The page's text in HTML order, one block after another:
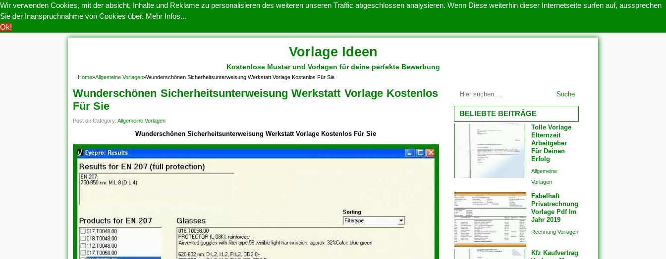
Wir verwenden Cookies, mit der absicht, Inhalte und Reklame zu personalisieren des weiteren unseren Traffic abgeschlossen analysieren. Wenn Diese weiterhin dieser Internetseite surfen auf, aussprechen
Sie der Inanspruchnahme von Cookies über. Mehr Infos...
Ok!
Vorlage Ideen
DATENSCHUTZERKLARUNG KONTAKT NUTZUNGSBEDINGUNGEN
Kostenlose Muster und Vorlagen für deine perfekte Bewerbung
Home»Allgemeine Vorlagen»Wunderschönen Sicherheitsunterweisung Werkstatt Vorlage Kostenlos Für Sie
Wunderschönen Sicherheitsunterweisung Werkstatt Vorlage Kostenlos
Für Sie
Post on Category: Allgemeine Vorlagen
Wunderschönen Sicherheitsunterweisung Werkstatt Vorlage Kostenlos Für Sie
Suche
BELIEBTE BEITRÄGE
Tolle Vorlage
Elternzeit
Arbeitgeber
Für Deinen
Erfolg
Allgemeine
Vorlagen
Fabelhaft
Privatrechnung
Vorlage Pdf Im
Jahr 2019
Rechnung Vorlagen
Kfz Kaufvertrag